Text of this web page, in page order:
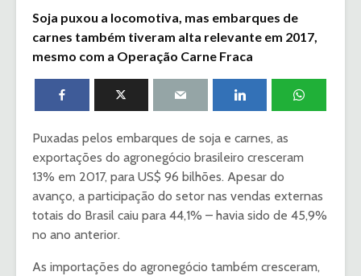
Soja puxou a locomotiva, mas embarques de
carnes também tiveram alta relevante em 2017,
mesmo com a Operação Carne Fraca
Puxadas pelos embarques de soja e carnes, as
exportações do agronegócio brasileiro cresceram
13% em 2017, para US$ 96 bilhões. Apesar do
avanço, a participação do setor nas vendas externas
totais do Brasil caiu para 44,1% – havia sido de 45,9%
no ano anterior.
As importações do agronegócio também cresceram,